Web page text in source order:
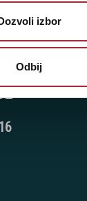
izbor
Odbij